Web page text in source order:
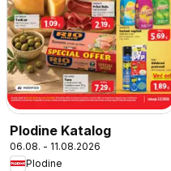
Plodine Katalog
06.08. - 11.08.2026
Plodine